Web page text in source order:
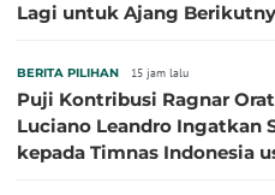
Lagi untuk Ajang
BERITA PILIHAN 15 jam lalu
Puji Kontribusi Ragnar
Luciano Leandro Ingatkan
kepada Timnas Indonesia